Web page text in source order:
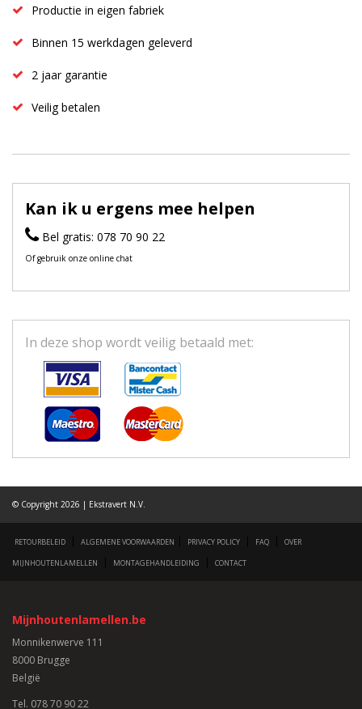
Productie in eigen fabriek
Binnen 15 werkdagen geleverd
2 jaar garantie
Veilig betalen
Kan ik u ergens mee helpen
Bel gratis: 078 70 90 22
Of gebruik onze online chat
In deze shop wordt veilig betaald met:
© Copyright 2026 | Ekstravert N.V.
RETOURBELEID ALGEMENE VOORWAARDEN PRIVACY POLICY FAQ
OVER
MIJNHOUTENLAMELLEN
MONTAGEHANDLEIDING CONTACT
Mijnhoutenlamellen.be
Monnikenwerve 111
8000 Brugge
België
Tel. 078 70 90 22